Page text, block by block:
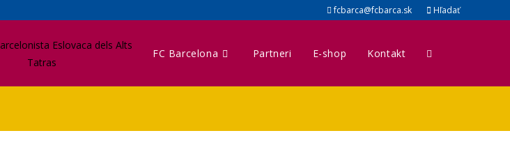
fcbarca@fcbarca.sk Hľadať
FC Barcelona Partneri E-shop Kontakt